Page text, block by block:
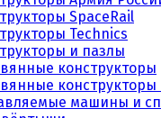
SpaceRail
Technics
и пазлы
конструкторы
конструкторы
машины и